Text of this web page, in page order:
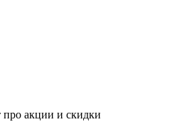
про акции и скидки